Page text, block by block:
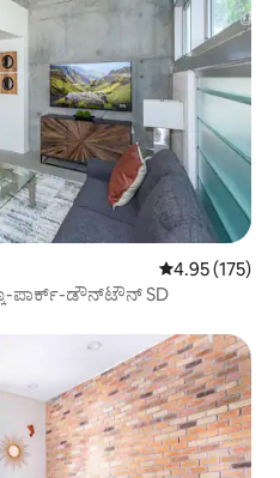
5 ರಲ್ಲಿ 4.95
4.95 (175)
ಪಾರ್ಕ್-ಡೌನ್‌ಟೌನ್ SD